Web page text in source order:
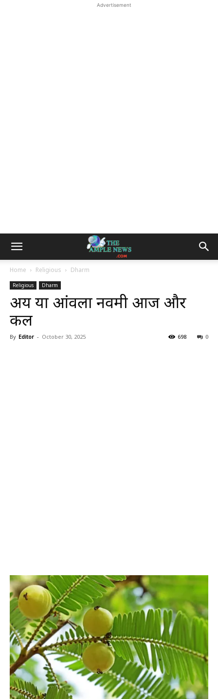
Advertisement
Home Religious Dharm
Religious Dharm
अक्षय या आंवला नवमी आज और
कल
By Editor - October 30, 2025 0
698